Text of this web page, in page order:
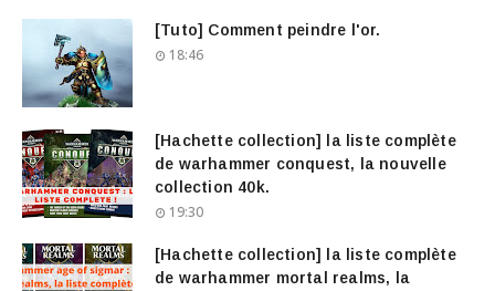
[Tuto] Comment peindre l'or.
18:46
[Hachette collection] la liste complète
de warhammer conquest, la nouvelle
collection 40k.
19:30
[Hachette collection] la liste complète
de warhammer mortal realms, la